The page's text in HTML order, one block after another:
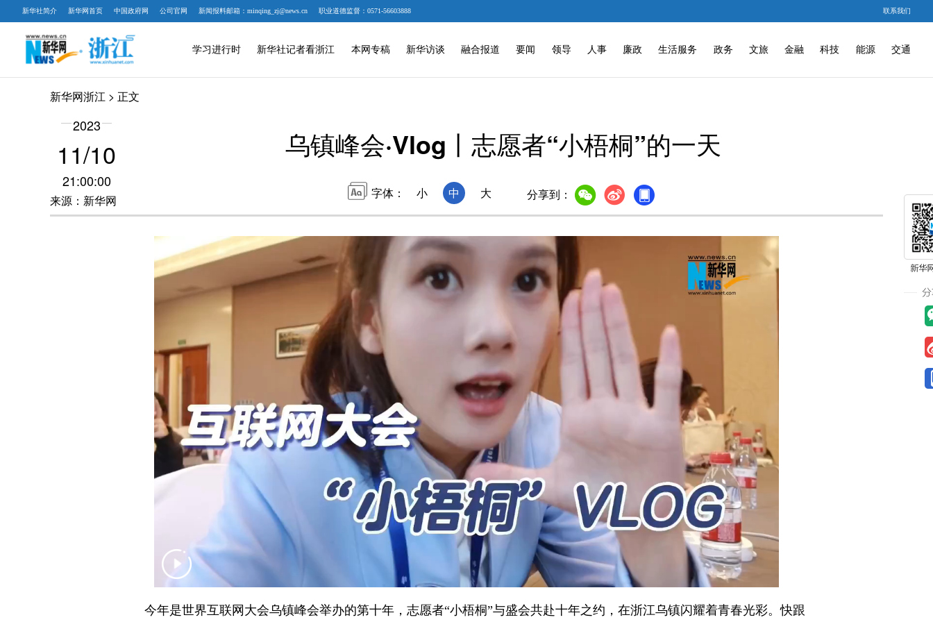
新华社简介 新华网首页 中国政府网 公司官网 新闻报料邮箱：minqing_zj@news.cn 职业道德监督：0571-56603888 联系我们
学习进行时 新华社记者看浙江 本网专稿 新华访谈 融合报道 要闻 领导 人事 廉政 生活服务 政务 文旅 金融 科技 能源 交通
新华网浙江 > 正文
2023
11/10
21:00:00
来源：新华网
乌镇峰会·Vlog丨志愿者“小梧桐”的一天
字体： 小 中 大 分享到：
今年是世界互联网大会乌镇峰会举办的第十年，志愿者“小梧桐”与盛会共赴十年之约，在浙江乌镇闪耀着青春光彩。快跟